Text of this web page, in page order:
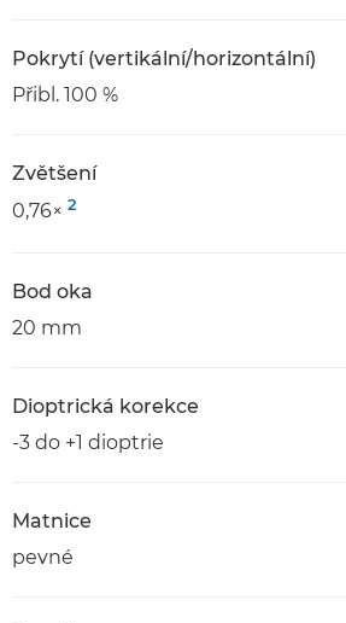
Pokrytí (vertikální/horizontální)
Přibl. 100 %
Zvětšení
0,76× 2
Bod oka
20 mm
Dioptrická korekce
-3 do +1 dioptrie
Matnice
pevné